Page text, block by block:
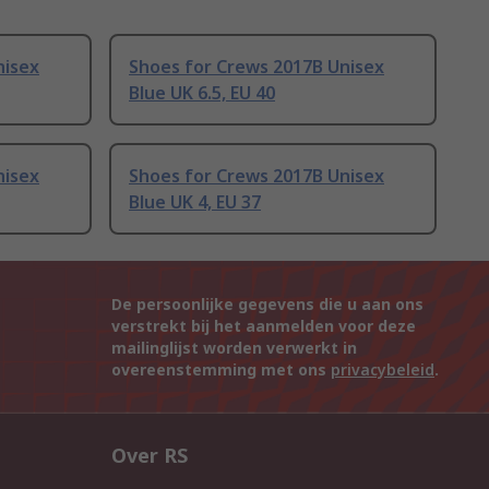
Shoes for Crews 2017B Unisex
Blue UK 6.5, EU 40
Shoes for Crews 2017B Unisex
Blue UK 4, EU 37
De persoonlijke gegevens die u aan ons
verstrekt bij het aanmelden voor deze
mailinglijst worden verwerkt in
overeenstemming met ons privacybeleid.
Over RS